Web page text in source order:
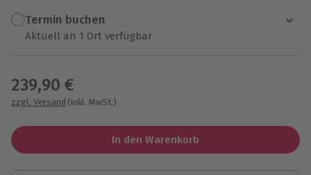
Termin buchen
Aktuell an 1 Ort verfügbar
239,90 €
zzgl. Versand (inkl. MwSt.)
In den Warenkorb